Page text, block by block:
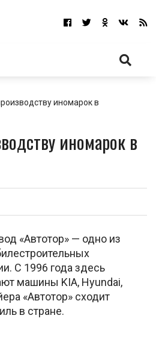
иномарок в
иномарок в
«Автотор» — одно из
С 1996 года здесь
машины KIA, Hyundai,
«Автотор» сходит
в стране.